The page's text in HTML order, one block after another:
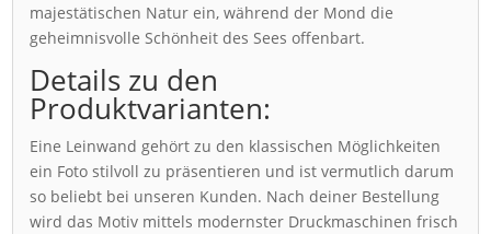
majestätischen Natur ein, während der Mond die
geheimnisvolle Schönheit des Sees offenbart.
Details zu den
Produktvarianten:
Eine Leinwand gehört zu den klassischen Möglichkeiten
ein Foto stilvoll zu präsentieren und ist vermutlich darum
so beliebt bei unseren Kunden. Nach deiner Bestellung
wird das Motiv mittels modernster Druckmaschinen frisch